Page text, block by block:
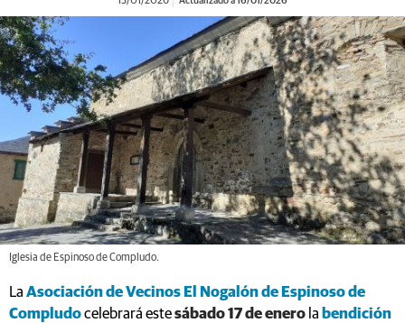
Iglesia de Espinoso de Compludo.
La Asociación de Vecinos El Nogalón de Espinoso de
Compludocelebrará estesábado 17 de enero la bendición